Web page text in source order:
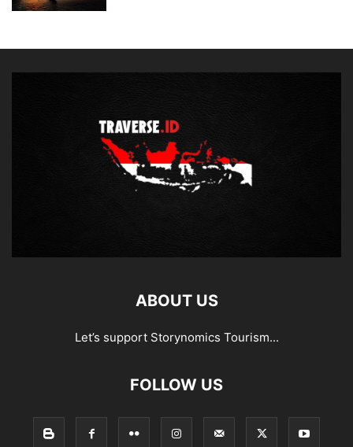
ABOUT US
Let’s support Storynomics Tourism...
FOLLOW US